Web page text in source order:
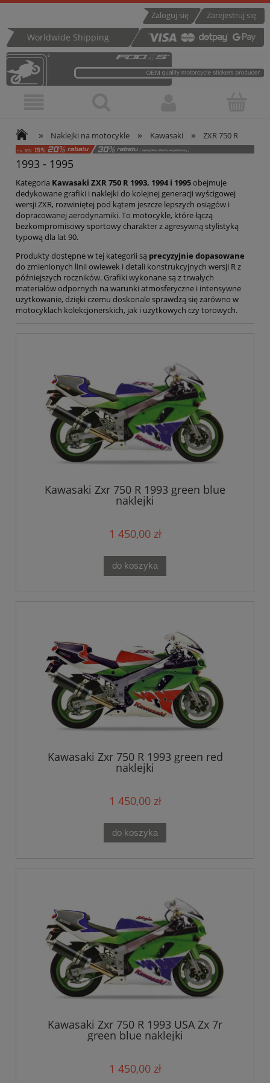
Zarejestruj się
Zaloguj się
Worldwide Shipping
» Naklejki na motocykle » Kawasaki » ZXR 750 R
1993 - 1995
Kategoria Kawasaki ZXR 750 R 1993, 1994 i 1995obejmuje
dedykowane grafiki i naklejki do kolejnej generacji wyścigowej
wersji ZXR, rozwiniętej pod kątem jeszcze lepszych osiągów i
dopracowanej aerodynamiki. To motocykle, które łączą
bezkompromisowy sportowy charakter z agresywną stylistyką
typową dla lat 90.
Produkty dostępne w tej kategorii są precyzyjnie dopasowane
do zmienionych linii owiewek i detali konstrukcyjnych wersji R z
późniejszych roczników. Grafiki wykonane są z trwałych
materiałów odpornych na warunki atmosferyczne i intensywne
użytkowanie, dzięki czemu doskonale sprawdzą się zarówno w
motocyklach kolekcjonerskich, jak i użytkowych czy torowych.
Kawasaki Zxr 750 R 1993 green blue
naklejki
1 450,00 zł
do koszyka
Kawasaki Zxr 750 R 1993 green red
naklejki
1 450,00 zł
do koszyka
Kawasaki Zxr 750 R 1993 USA Zx 7r
green blue naklejki
1 450,00 zł